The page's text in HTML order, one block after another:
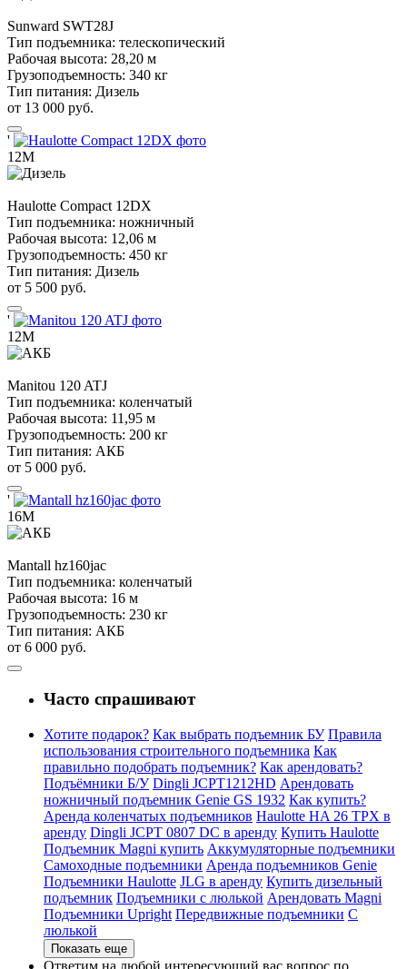
Sunward SWT28J
Тип подъемника: телескопический
Рабочая высота: 28,20 м
Грузоподъемность: 340 кг
Тип питания: Дизель
от 13 000 руб.
'
12М
Haulotte Compact 12DX
Тип подъемника: ножничный
Рабочая высота: 12,06 м
Грузоподъемность: 450 кг
Тип питания: Дизель
от 5 500 руб.
'
12М
Manitou 120 ATJ
Тип подъемника: коленчатый
Рабочая высота: 11,95 м
Грузоподъемность: 200 кг
Тип питания: АКБ
от 5 000 руб.
'
16М
Mantall hz160jac
Тип подъемника: коленчатый
Рабочая высота: 16 м
Грузоподъемность: 230 кг
Тип питания: АКБ
от 6 000 руб.
Часто спрашивают
Хотите подарок? Как выбрать подъемник БУ Правила
использования строительного подъемника Как
правильно подобрать подъемник? Как арендовать?
Подъёмники Б/У Dingli JCPT1212HD Арендовать
ножничный подъемник Genie GS 1932 Как купить?
Аренда коленчатых подъемников Haulotte HA 26 TPX в
аренду Dingli JCPT 0807 DC в аренду Купить Haulotte
Подъемник Magni купить Аккумуляторные подъемники
Самоходные подъемники Аренда подъемников Genie
Подъемники Haulotte JLG в аренду Купить дизельный
подъемник Подъемники с люлькой Арендовать Magni
Подъемники Upright Передвижные подъемники С
люлькой
Показать еще
Ответим на любой интересующий вас вопрос по